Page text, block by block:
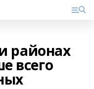
районах
всего